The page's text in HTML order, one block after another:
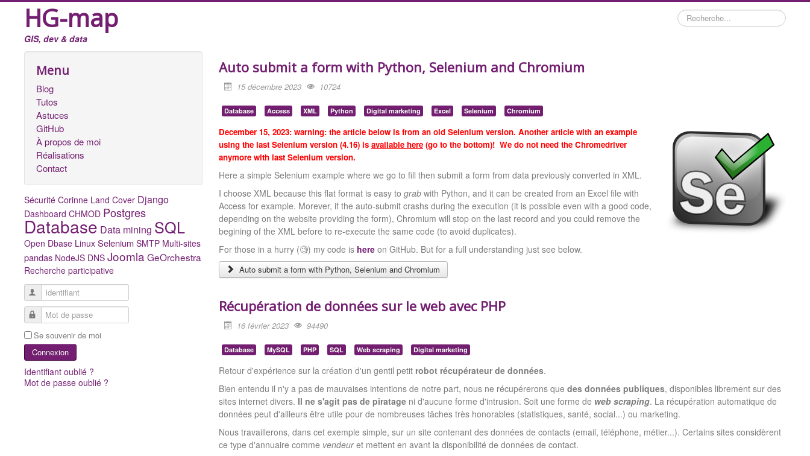
HG-map
GIS, dev & data
Rechercher
Menu
Blog
Tutos
Astuces
GitHub
À propos de moi
Réalisations
Contact
Sécurité Corinne Land Cover Django
Dashboard CHMOD Postgres
Database Data mining SQL
Open Dbase Linux Selenium SMTP Multi-sites
pandas NodeJS DNS Joomla GeOrchestra
Recherche participative
Identifiant
Mot de passe
Se souvenir de moi
Connexion
Identifiant oublié ?
Mot de passe oublié ?
Auto submit a form with Python, Selenium and Chromium
15 décembre 2023 10724
Database Access XML Python Digital marketing Excel Selenium Chromium
December 15, 2023: warning: the article below is from an old Selenium version. Another article with an example
using the last Selenium version (4.16) is availablehere(goto the bottom)! We do not need the Chromedriver
anymore with last Selenium version.
Here a simple Selenium example where we go to fill then submit a form from data previously converted in XML.
I choose XML because this flat format is easy to grabwith Python, and it can be created from an Excel file with
Access for example. Morever, if the auto-submit crashs during the execution (it is possible even with a good code,
depending on the website providing the form), Chromium will stop on the last record and you could remove the
begining of the XML before to re-execute the same code (to avoid duplicates).
For those in a hurry (🧐) my code is hereon GitHub. But for a full understanding just see below.
Auto submit a form with Python, Selenium and Chromium
Récupération de données sur le web avec PHP
16 février 2023 94490
Database MySQL PHP SQL Web scraping Digital marketing
Retour d'expérience sur la création d'un gentil petit robot récupérateur de données.
Bien entendu il n'y a pas de mauvaises intentions de notre part, nous ne récupérerons que des données publiques, disponibles librement sur des
sites internet divers. Il ne s'agit pas de piratageni d'aucune forme d'intrusion. Soit une forme de web scraping. La récupération automatique de
données peut d'ailleurs être utile pour de nombreuses tâches très honorables (statistiques, santé, social...) ou marketing.
Nous travaillerons, dans cet exemple simple, sur un site contenant des données de contacts (email, téléphone, métier...). Certains sites considèrent
ce type d'annuaire comme vendeuret mettent en avant la disponibilité de données de contact.